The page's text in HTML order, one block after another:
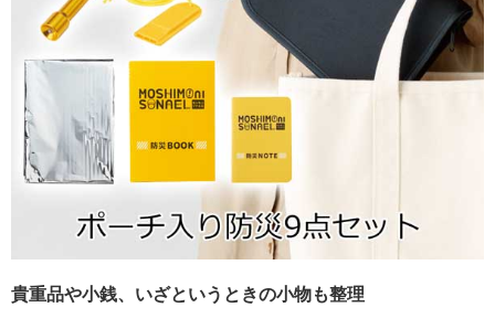
貴重品や小銭、いざというときの小物も整理